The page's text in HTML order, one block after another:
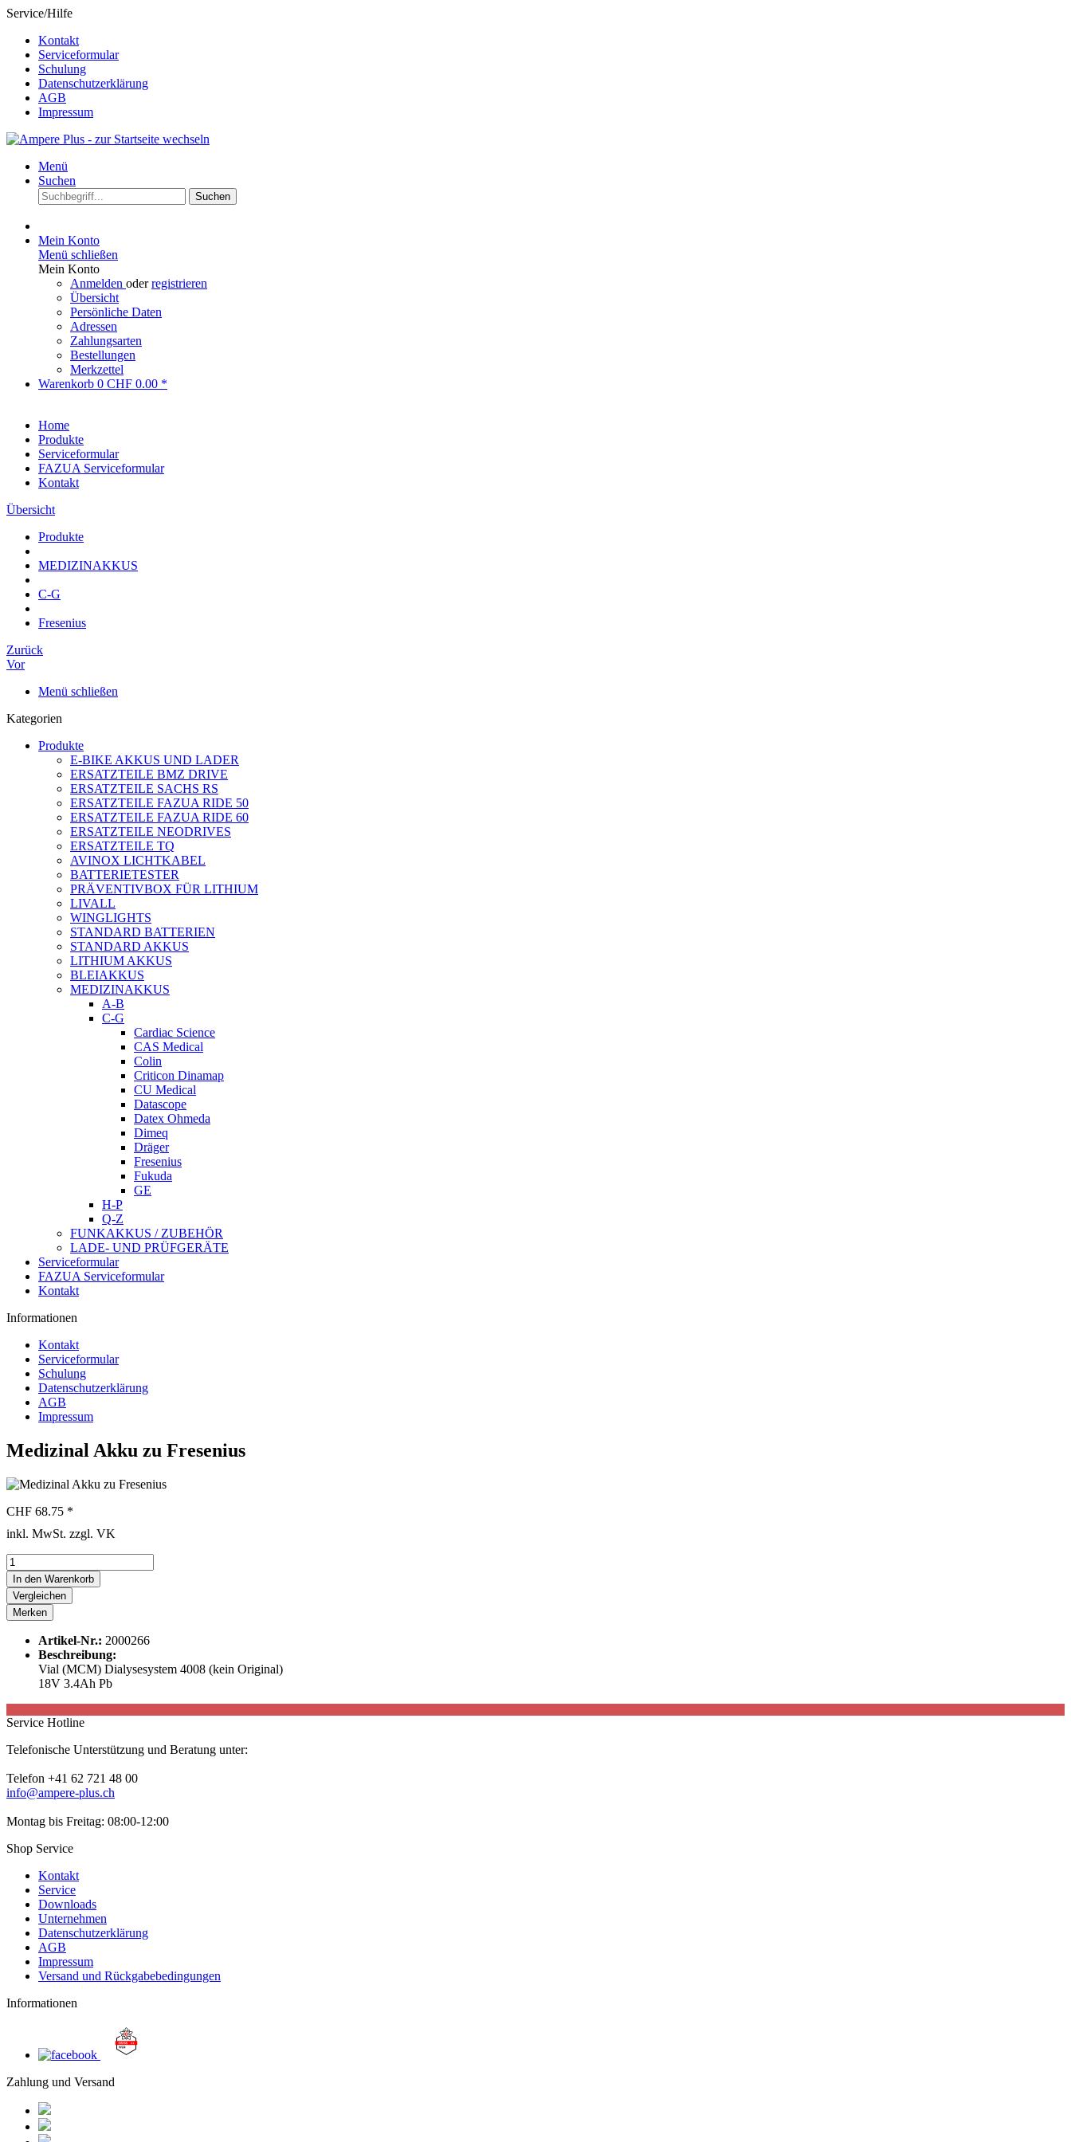
Service/Hilfe
Kontakt
Serviceformular
Schulung
Datenschutzerklärung
AGB
Impressum
Menü
Suchen
Suchen
Mein Konto
Menü schließen
Mein Konto
Anmelden oderregistrieren
Übersicht
Persönliche Daten
Adressen
Zahlungsarten
Bestellungen
Merkzettel
Warenkorb 0 CHF 0.00 *
Home
Produkte
Serviceformular
FAZUA Serviceformular
Kontakt
Übersicht
Produkte
MEDIZINAKKUS
C-G
Fresenius
Zurück
Vor
Menü schließen
Kategorien
Produkte
E-BIKE AKKUS UND LADER
ERSATZTEILE BMZ DRIVE
ERSATZTEILE SACHS RS
ERSATZTEILE FAZUA RIDE 50
ERSATZTEILE FAZUA RIDE 60
ERSATZTEILE NEODRIVES
ERSATZTEILE TQ
AVINOX LICHTKABEL
BATTERIETESTER
PRÄVENTIVBOX FÜR LITHIUM
LIVALL
WINGLIGHTS
STANDARD BATTERIEN
STANDARD AKKUS
LITHIUM AKKUS
BLEIAKKUS
MEDIZINAKKUS
A-B
C-G
Cardiac Science
CAS Medical
Colin
Criticon Dinamap
CU Medical
Datascope
Datex Ohmeda
Dimeq
Dräger
Fresenius
Fukuda
GE
H-P
Q-Z
FUNKAKKUS / ZUBEHÖR
LADE- UND PRÜFGERÄTE
Serviceformular
FAZUA Serviceformular
Kontakt
Informationen
Kontakt
Serviceformular
Schulung
Datenschutzerklärung
AGB
Impressum
Medizinal Akku zu Fresenius
CHF 68.75 *
inkl. MwSt. zzgl. VK
In den Warenkorb
Vergleichen
Merken
Artikel-Nr.: 2000266
Beschreibung:
Vial (MCM) Dialysesystem 4008 (kein Original)
18V 3.4Ah Pb
Service Hotline
Telefonische Unterstützung und Beratung unter:
Telefon +41 62 721 48 00
info@ampere-plus.ch
Montag bis Freitag: 08:00-12:00
Shop Service
Kontakt
Service
Downloads
Unternehmen
Datenschutzerklärung
AGB
Impressum
Versand und Rückgabebedingungen
Informationen
Zahlung und Versand